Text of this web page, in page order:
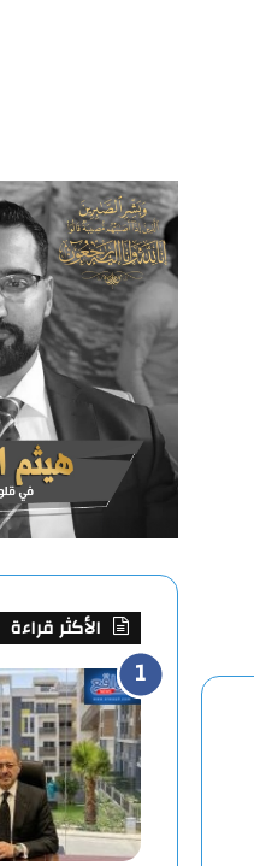
الأكثر قراءة